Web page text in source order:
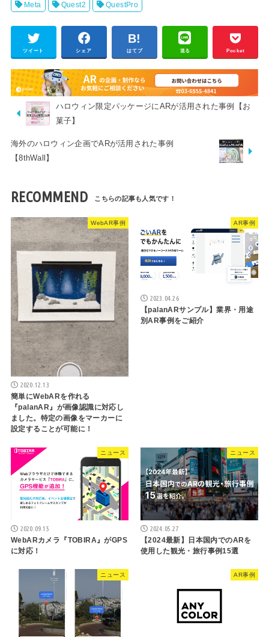
Meta Quest2 QuestPro
ツイート シェア はてブ 送る Pocket
ハロウィン限定パッケージにARが活用された事例【お
菓子】
海外のハロウィン企画でARが活用された事例
【8thWall】
RECOMMEND
WebAR事例
2020.12.13
簡単にWebARを作れる
『palanAR』が画像認識に対応し
ました。特定の画像をマーカーに
設定することが可能に！
AR事例
2023.04.26
【palanARサンプル】業界・用途
別AR事例をご紹介
ニュース
2020.09.15
WebARカメラ『TOBIRA』がGPS
に対応！
ニュース
2024.05.27
【2024最新】日本国内でのARを
使用した観光・旅行事例15選
ニュース AR事例